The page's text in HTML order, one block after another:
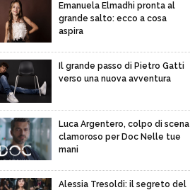
Emanuela Elmadhi pronta al
grande salto: ecco a cosa
aspira
Il grande passo di Pietro Gatti
verso una nuova avventura
Luca Argentero, colpo di scena
clamoroso per Doc Nelle tue
mani
Alessia Tresoldi: il segreto del